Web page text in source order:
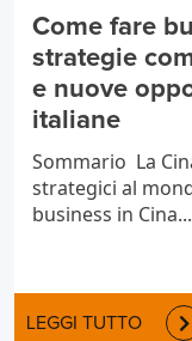
Come fare
strategie
e nuove
italiane
Sommario La
strategici al
business in Cina...
LEGGI TUTTO